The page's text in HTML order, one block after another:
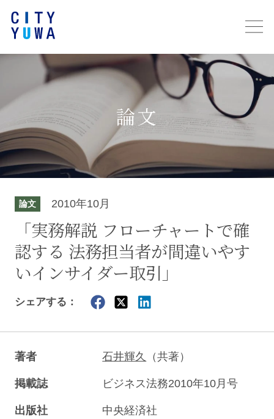
論文
論文 2010年10月
「実務解説 フローチャートで確
認する 法務担当者が間違いやす
いインサイダー取引」
シェアする：
著者 石井輝久 （共著）
掲載誌 ビジネス法務2010年10月号
出版社 中央経済社